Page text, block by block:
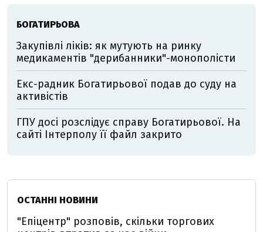
БОГАТИРЬОВА
Закупівлі ліків: як мутують на ринку
медикаментів "дерибанники"-монополісти
Екс-радник Богатирьової подав до суду на
активістів
ГПУ досі розслідує справу Богатирьової. На
сайті Інтерполу її файл закрито
ОСТАННІ НОВИНИ
"Епіцентр" розповів, скільки торгових